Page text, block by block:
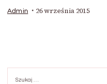
Admin 26 września 2015